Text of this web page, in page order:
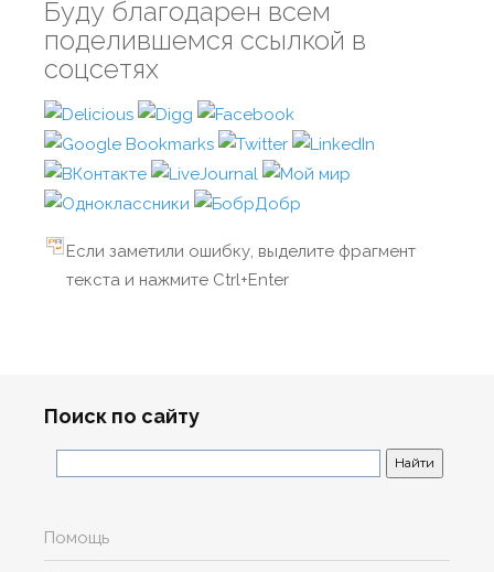
Буду благодарен всем
поделившемся ссылкой в
соцсетях
Если заметили ошибку, выделите фрагмент
текста и нажмите Ctrl+Enter
Поиск по сайту
Помощь